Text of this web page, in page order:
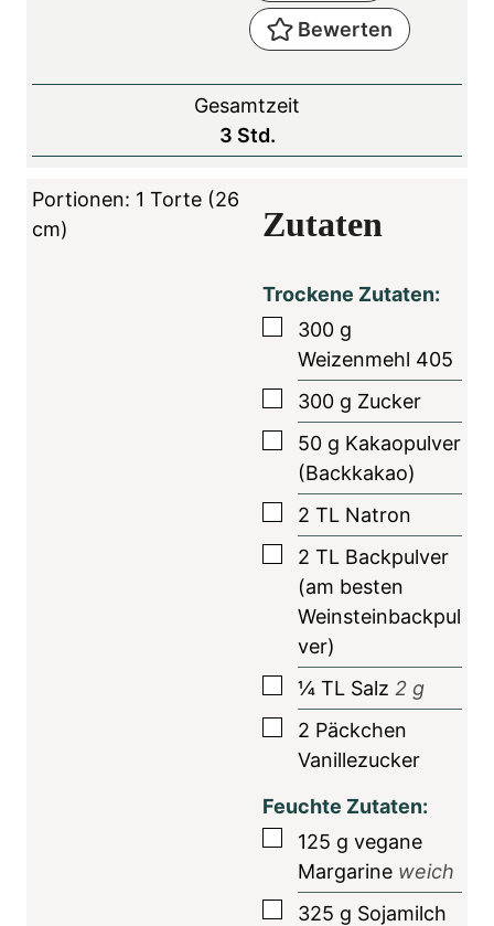
Bewerten
Gesamtzeit
3S
t
u
Std.
Portionen: 1 Torte (26
cm)
Zutaten
Trockene Zutaten:
▢
300 g
Weizenmehl 405
▢
300 g Zucker
▢
50 g Kakaopulver
(Backkakao)
▢
2 TL Natron
▢
2 TL Backpulver
(am besten
Weinsteinbackpul
ver)
▢
¼ TL Salz 2 g
▢
2 Päckchen
Vanillezucker
Feuchte Zutaten:
▢
125 g vegane
Margarine weich
▢
325 g Sojamilch